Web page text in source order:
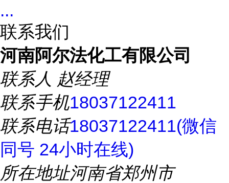
...
联系我们
河南阿尔法化工有限公司
联系人 赵经理
联系手机18037122411
联系电话18037122411(微信
同号 24小时在线)
所在地址河南省郑州市